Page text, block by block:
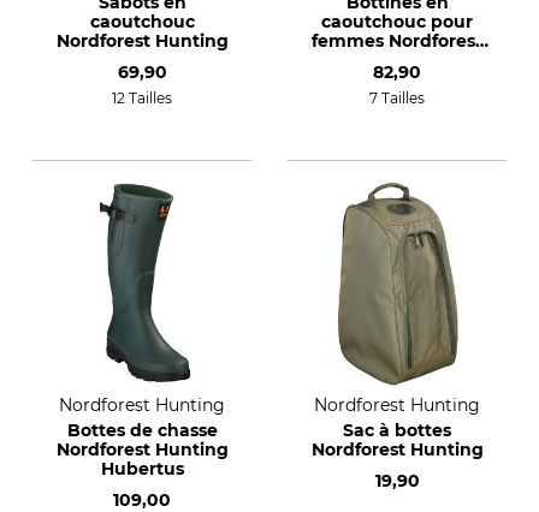
caoutchouc
Nordforest Hunting
69,90
12 Tailles
caoutchouc pour
femmes Nordforest
82,90
7 Tailles
Nordforest Hunting
Bottes de chasse
Nordforest Hunting
Hubertus
109,00
Nordforest Hunting
Sac à bottes
Nordforest Hunting
19,90